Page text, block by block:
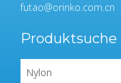
futao@orinko.com.cn
Produktsuche